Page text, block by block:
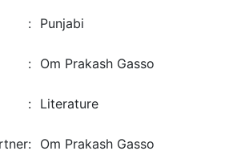
: Punjabi
: Om Prakash Gasso
: Literature
: Om Prakash Gasso